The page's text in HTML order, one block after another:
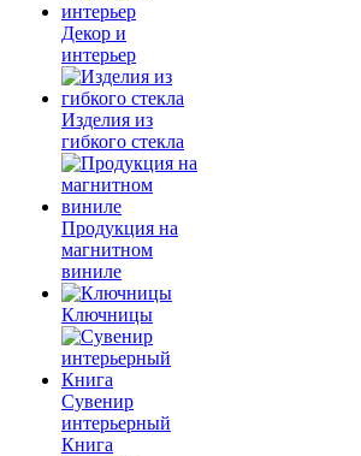
Декор и
интерьер
Изделия из
гибкого стекла
Продукция на
магнитном
виниле
Ключницы
Сувенир
интерьерный
Книга